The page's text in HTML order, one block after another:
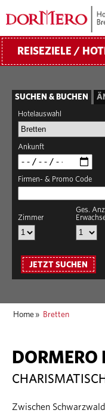
REISEZIELE /
SUCHEN & BUCHEN
Hotelauswahl
Ankunft
Firmen- & Promo Code
Zimmer
Ges.
JETZT SUCHEN
Home » Bretten
DORMERO
Zwischen